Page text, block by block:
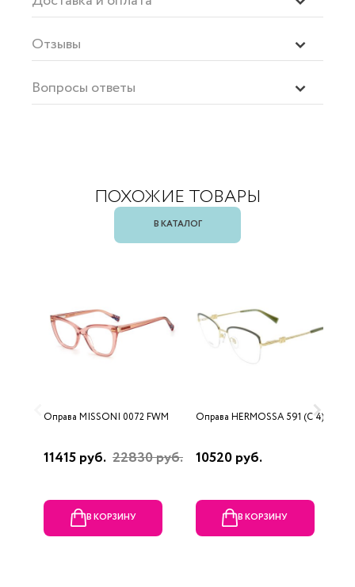
Отзывы
Вопросы ответы
ПОХОЖИЕ ТОВАРЫ
В КАТАЛОГ
Оправа MISSONI 0072 FWM
11415 руб. 22830 руб.
В КОРЗИНУ
Оправа HERMOSSA 591 (C 4)
10520 руб.
В КОРЗИНУ